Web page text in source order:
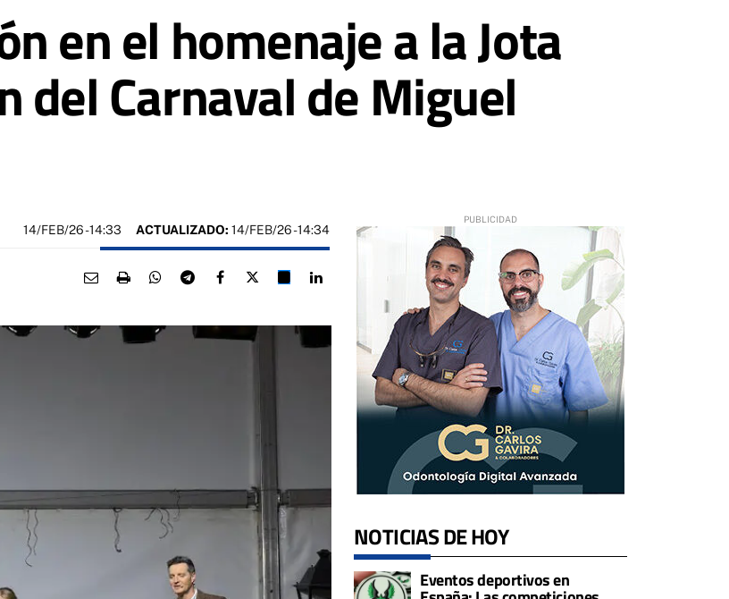
en el homenaje a la Jota
del Carnaval de Miguel
14/FEB/26- 14:33 ACTUALIZADO: 14/FEB/26 - 14:34
NOTICIAS DE HOY
Eventos deportivos en